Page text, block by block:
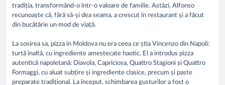
tradiția, transformând-o într-o valoare de familie. Astăzi, Alfonso
recunoaște că, fără să-și dea seama, a crescut în restaurant și a făcut
din bucătărie un mod de viață.
La sosirea sa, pizza în Moldova nu era ceea ce știa Vincenzo din Napoli:
turtă înaltă, cu ingrediente amestecate haotic. El a introdus pizza
autentică napoletană: Diavola, Capriciosa, Quattro Stagioni și Quattro
Formaggi, cu aluat subțire și ingrediente clasice, precum și paste
preparate tradițional. La început, schimbarea gusturilor a fost o